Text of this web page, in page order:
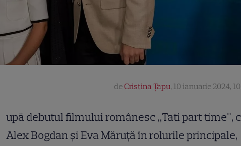
de Cristina Țapu, 10 ianuarie 2024,
upă debutul filmului românesc „Tati part time",
Alex Bogdan și Eva Măruță în rolurile principale,